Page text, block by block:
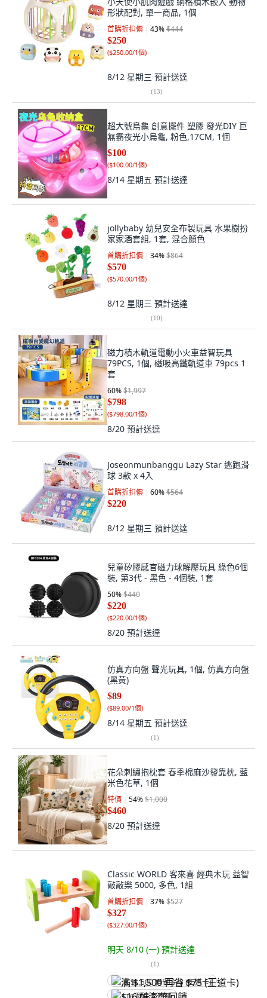
形狀配對, 單一商品, 1個
首購折扣價 43%$444
$250
($250.00/1個)
8/12 星期三 預計送達
(13)
超大號烏龜 創意擺件 塑膠 發光DIY 巨
無霸夜光小烏龜, 粉色,17CM, 1個
$100
($100.00/1個)
8/14 星期五 預計送達
jollybaby 幼兒安全布製玩具 水果樹扮
家家酒套組, 1套, 混合顏色
首購折扣價 34%$864
$570
($570.00/1個)
8/12 星期三 預計送達
(10)
磁力積木軌道電動小火車益智玩具
79PCS, 1個, 磁吸高鐵軌道車 79pcs 1
套
60%$1,997
$798
($798.00/1個)
8/20 預計送達
Joseonmunbanggu Lazy Star 逃跑滑
球 3款 x 4入
首購折扣價 60%$564
$220
8/12 星期三 預計送達
兒童矽膠感官磁力球解壓玩具 綠色6個
裝, 第3代 - 黑色 - 4個裝, 1套
50%$440
$220
($220.00/1個)
8/20 預計送達
仿真方向盤 聲光玩具, 1個, 仿真方向盤
(黑黃)
$89
($89.00/1個)
8/14 星期五 預計送達
(1)
花朵刺繡抱枕套 春季棉麻沙發靠枕, 藍
米色花草, 1個
特價 54%$1,000
$460
8/20 預計送達
Classic WORLD 客來喜 經典木玩 益智
敲敲樂 5000, 多色, 1組
首購折扣價 37%$527
$327
($327.00/1個)
明天 8/10 (一) 預計送達
(1)
满 $1,500 再省 $75 (王道卡)